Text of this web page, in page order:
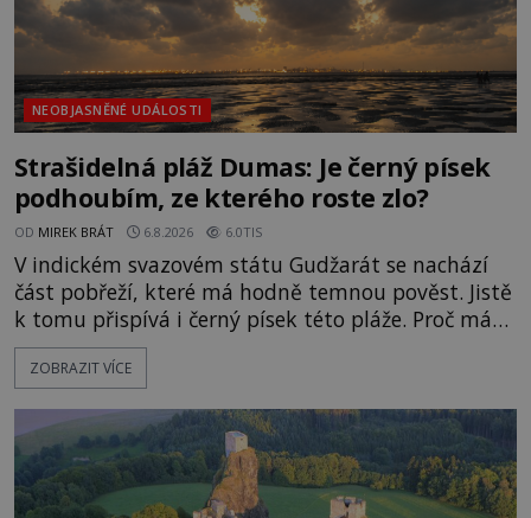
NEOBJASNĚNÉ UDÁLOSTI
Strašidelná pláž Dumas: Je černý písek
podhoubím, ze kterého roste zlo?
OD MIREK BRÁT 6.8.2026 6.0TIS
V indickém svazovém státu Gudžarát se nachází
část pobřeží, které má hodně temnou pověst. Jistě
k tomu přispívá i černý písek této pláže. Proč má
pláž takové netypické zbarvení? Nakolik jsou
pravdivé historky, že zde došlo k nevysvětlitelným
následovat. Vstupujeme na pláž Dumas ve městě
Surat. Gu
ZOBRAZIT VÍCE